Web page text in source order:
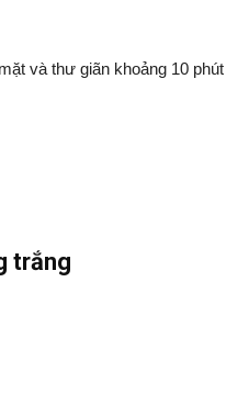
và thư giãn khoảng 10 phút
trắng